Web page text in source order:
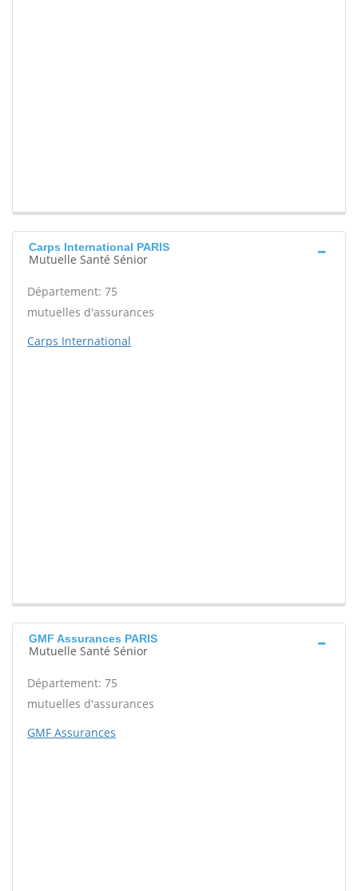
Carps International PARIS
Mutuelle Santé Sénior
Département: 75
mutuelles d'assurances
Carps International
GMF Assurances PARIS
Mutuelle Santé Sénior
Département: 75
mutuelles d'assurances
GMF Assurances